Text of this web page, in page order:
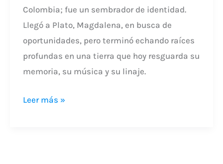
Colombia; fue un sembrador de identidad.
Llegó a Plato, Magdalena, en busca de
oportunidades, pero terminó echando raíces
profundas en una tierra que hoy resguarda su
memoria, su música y su linaje.
Leer más »